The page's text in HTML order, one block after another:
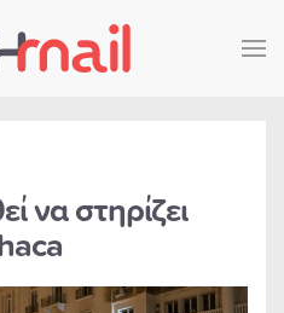
να στηρίζει